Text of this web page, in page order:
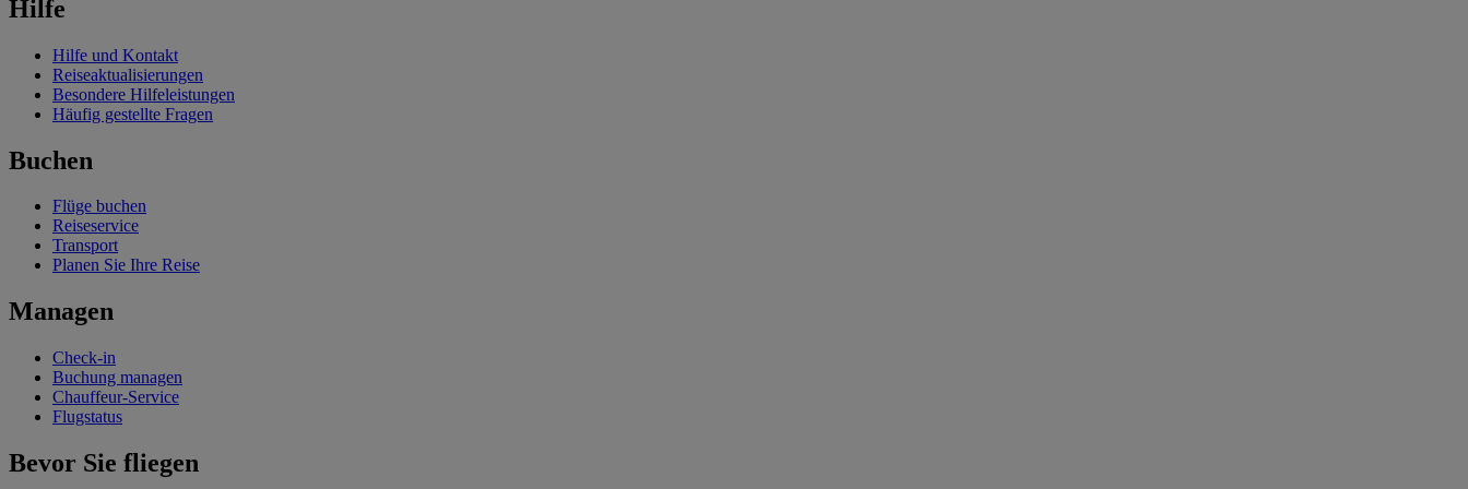
Hilfe
Hilfe und Kontakt
Reiseaktualisierungen
Besondere Hilfeleistungen
Häufig gestellte Fragen
Buchen
Flüge buchen
Reiseservice
Transport
Planen Sie Ihre Reise
Managen
Check-in
Buchung managen
Chauffeur-Service
Flugstatus
Bevor Sie fliegen